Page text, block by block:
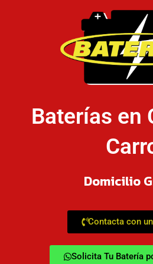
Baterías en
Domicilio
Contacta con
Solicita Tu Batería